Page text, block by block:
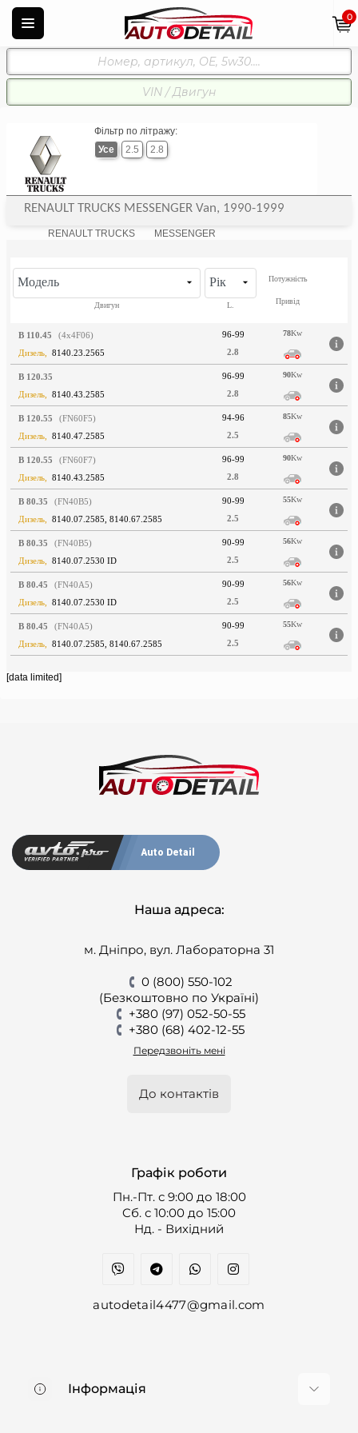
0
Фільтр по літражу:
Усе
2.5 2.8
RENAULT TRUCKS MESSENGER Van, 1990-1999
RENAULT TRUCKS MESSENGER
Модель
Двигун
Рік
L.
Потужність
Привід
B 110.45
(4x4F06)
Дизель,
8140.23.2565
96-99
2.8
78Kw
B 120.35
Дизель,
8140.43.2585
96-99
2.8
90Kw
B 120.55
(FN60F5)
Дизель,
8140.47.2585
94-96
2.5
85Kw
B 120.55
(FN60F7)
Дизель,
8140.43.2585
96-99
2.8
90Kw
B 80.35
(FN40B5)
Дизель,
8140.07.2585, 8140.67.2585
90-99
2.5
55Kw
B 80.35
(FN40B5)
Дизель,
8140.07.2530 ID
90-99
2.5
56Kw
B 80.45
(FN40A5)
Дизель,
8140.07.2530 ID
90-99
2.5
56Kw
B 80.45
(FN40A5)
Дизель,
8140.07.2585, 8140.67.2585
90-99
2.5
55Kw
[data limited]
Auto Detail
Наша адреса:
м. Дніпро, вул. Лабораторна 31
0 (800) 550-102
(Безкоштовно по Україні)
+380 (97) 052-50-55
+380 (68) 402-12-55
Передзвоніть мені
До контактів
Графік роботи
Пн.-Пт. с 9:00 до 18:00
Cб. с 10:00 до 15:00
Нд. - Вихідний
autodetail4477@gmail.com
Інформація